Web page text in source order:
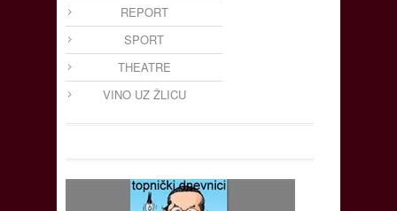
REPORT
SPORT
THEATRE
VINO UZ ŽLICU